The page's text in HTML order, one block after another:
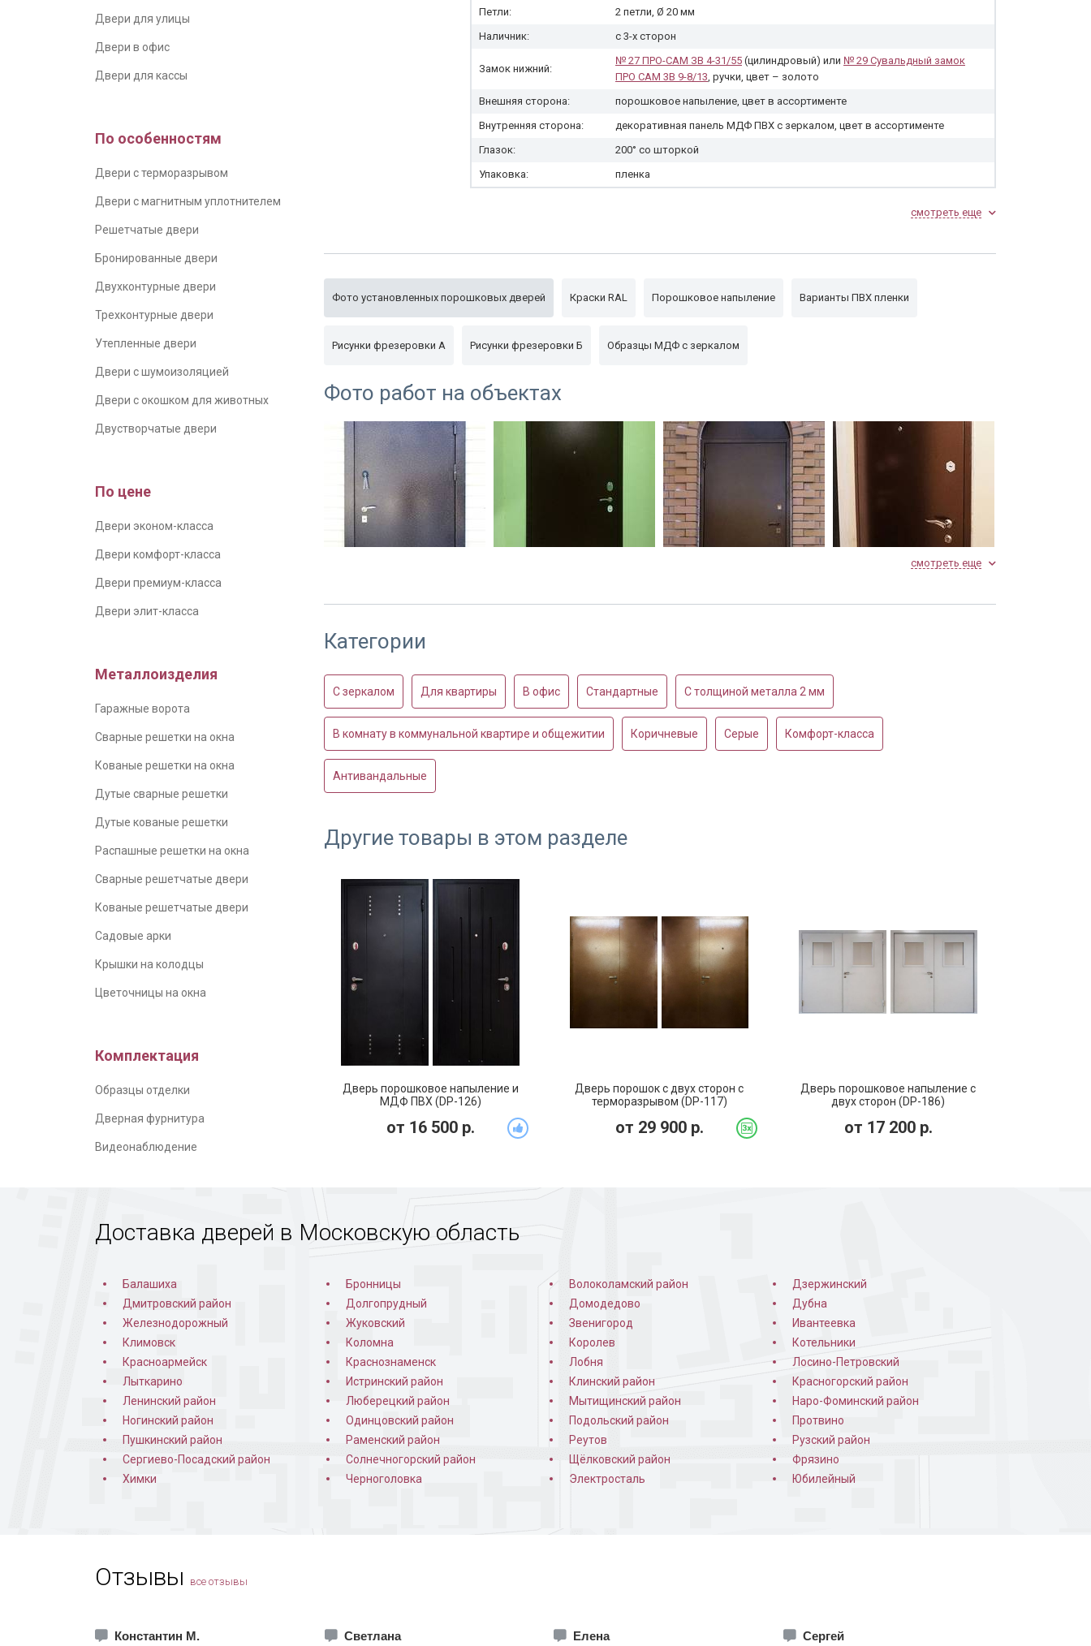
Двери для улицы
Двери в офис
Двери для кассы
По особенностям
Двери с терморазрывом
Двери с магнитным уплотнителем
Решетчатые двери
Бронированные двери
Двухконтурные двери
Трехконтурные двери
Утепленные двери
Двери с шумоизоляцией
Двери с окошком для животных
Двустворчатые двери
По цене
Двери эконом-класса
Двери комфорт-класса
Двери премиум-класса
Двери элит-класса
Металлоизделия
Гаражные ворота
Сварные решетки на окна
Кованые решетки на окна
Дутые сварные решетки
Дутые кованые решетки
Распашные решетки на окна
Сварные решетчатые двери
Кованые решетчатые двери
Садовые арки
Крышки на колодцы
Цветочницы на окна
Комплектация
Образцы отделки
Дверная фурнитура
Видеонаблюдение
Петли:
2 петли, Ø 20 мм
Наличник:
с 3-х сторон
Замок нижний:
№ 27 ПРО-САМ ЗВ 4-31/55 (цилиндровый) или № 29 Сувальдный замок
ПРО САМ 3В 9-8/13 , ручки, цвет – золото
Внешняя сторона:
порошковое напыление, цвет в ассортименте
Внутренняя сторона:
декоративная панель МДФ ПВХ с зеркалом, цвет в ассортименте
Глазок:
200° со шторкой
Упаковка:
пленка
Замки и фурнитура).
смотреть еще
Фото установленных порошковых дверей Краски RAL Порошковое напыление Варианты ПВХ пленки
Рисунки фрезеровки А Рисунки фрезеровки Б Образцы МДФ с зеркалом
Фото работ на объектах
Порошковая дверь в частном
доме
Порошковая дверь с
Дверь с рисунком на металле
Стальная дверь с
кирпичном доме
изнутри
смотреть еще
Категории
С зеркалом Для квартиры В офис Стандартные С толщиной металла 2 мм
В комнату в коммунальной квартире и общежитии Коричневые Серые Комфорт-класса
Антивандальные
Другие товары в этом разделе
Дверь порошковое напыление и
МДФ ПВХ (DP-126)
от 16 500р.
Дверь порошок с двух сторон с
терморазрывом (DP-117)
от 29 900р.
Дверь порошковое напыление с
двух сторон (DP-186)
от 17 200р.
Доставка дверей в Московскую область
Балашиха Бронницы Волоколамский район
Дзержинский
Дмитровский район
Долгопрудный Домодедово
Дубна
Железнодорожный
Жуковский Звенигород
Ивантеевка
Климовск
Коломна Королев
Котельники
Красноармейск
Краснознаменск Лобня
Лосино-Петровский
Лыткарино
Истринский район Клинский район
Красногорский район
Ленинский район
Люберецкий район Мытищинский район
Наро-Фоминский район
Ногинский район
Одинцовский район Подольский район
Протвино
Пушкинский район
Раменский район Реутов
Рузский район
Сергиево-Посадский район
Солнечногорский район Щёлковский район
Фрязино
Химки
Черноголовка Электросталь Юбилейный
Отзывы все отзывы
Константин М. Светлана Елена Сергей